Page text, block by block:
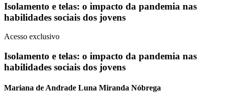
Isolamento e telas: o impacto da pandemia nas
habilidades sociais dos jovens
Acesso exclusivo
Isolamento e telas: o impacto da pandemia nas
habilidades sociais dos jovens
Mariana de Andrade Luna Miranda Nóbrega